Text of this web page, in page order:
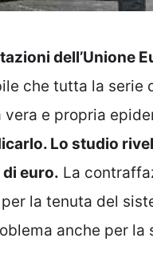
dell’Unione
che tutta la
e propria
Lo studio
euro. La
la tenuta del
anche per la